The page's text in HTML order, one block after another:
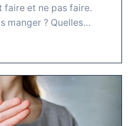
faire et ne pas faire.
manger ? Quelles…